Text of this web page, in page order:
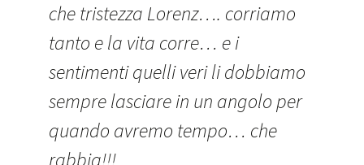
che tristezza Lorenz…. corriamo
tanto e la vita corre… e i
sentimenti quelli veri li dobbiamo
sempre lasciare in un angolo per
quando avremo tempo… che
rabbia!!!